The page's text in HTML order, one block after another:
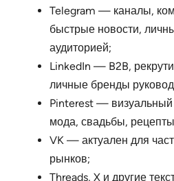
Telegram — каналы,
быстрые новости,
аудиторией;
LinkedIn — B2B,
личные бренды
Pinterest — визуальный
мода, свадьбы,
VK — актуален для
рынков;
Threads, X и другие